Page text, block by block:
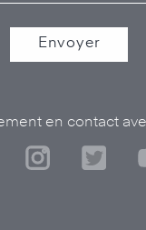
en contact